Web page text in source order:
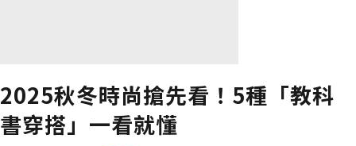
2025秋冬時尚搶先看！5種「教科
書穿搭」一看就懂